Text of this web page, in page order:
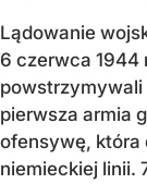
Lądowanie
6 czerwca 1944
powstrzymywali
pierwsza armia
ofensywę, która
niemieckiej linii.